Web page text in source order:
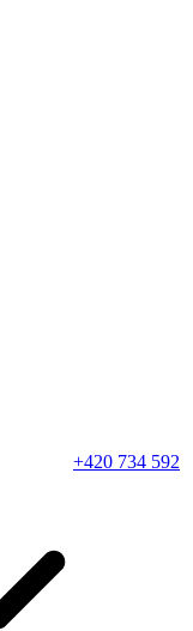
+420 734 592